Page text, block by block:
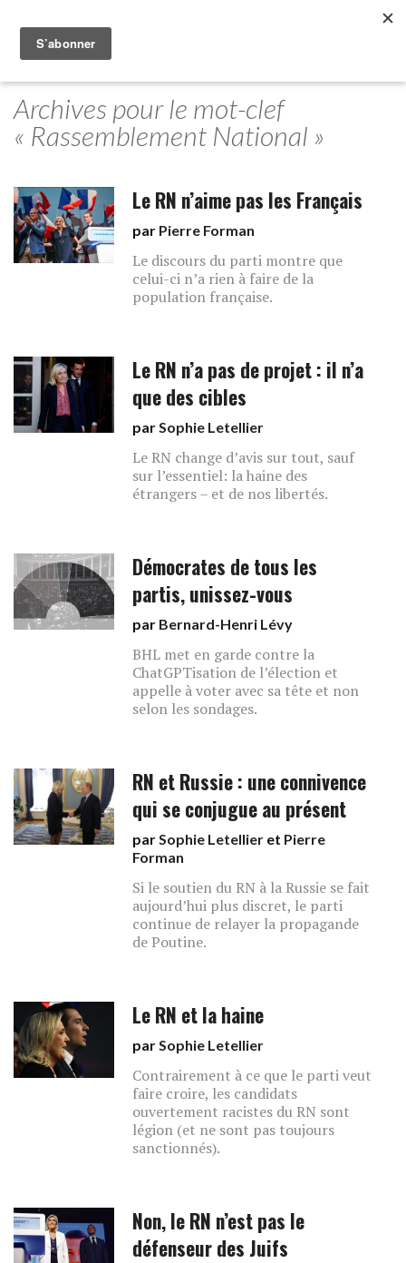
Archives pour le mot-clef
« Rassemblement National »
Le RN n’aime pas les Français
par Pierre Forman
Le discours du parti montre que
celui-ci n’a rien à faire de la
population française.
Le RN n’a pas de projet : il n’a
que des cibles
parSophie Letellier
Le RN change d’avis sur tout, sauf
sur l’essentiel: la haine des
étrangers – et de nos libertés.
Démocrates de tous les
partis, unissez-vous
par Bernard-Henri Lévy
BHL met en garde contre la
ChatGPTisation de l’élection et
appelle à voter avec sa tête et non
selon les sondages.
RN et Russie : une connivence
qui se conjugue au présent
parSophie Letellier et Pierre
Forman
Si le soutien du RN à la Russie se fait
aujourd’hui plus discret, le parti
continue de relayer la propagande
de Poutine.
Le RN et la haine
parSophie Letellier
Contrairement à ce que le parti veut
faire croire, les candidats
ouvertement racistes du RN sont
légion (et ne sont pas toujours
sanctionnés).
Non, le RN n’est pas le
défenseur des Juifs